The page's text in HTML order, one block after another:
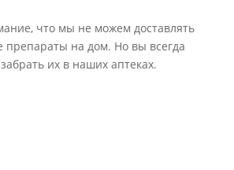
что мы не можем доставлять
препараты на дом. Но вы всегда
их в наших аптеках.